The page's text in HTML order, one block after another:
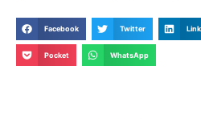
Facebook Twitter
Pocket WhatsApp